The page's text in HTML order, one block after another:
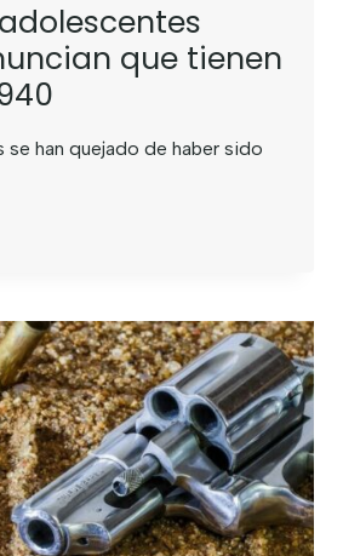
que tienen
se han quejado de haber sido